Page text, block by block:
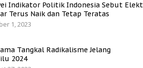
Indikator Politik Indonesia Sebut
Terus Naik dan Tetap Teratas
1, 2023
Tangkal Radikalisme Jelang
2024